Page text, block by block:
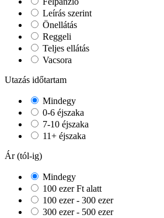
Leírás szerint
Önellátás
Reggeli
Teljes ellátás
Vacsora
Utazás időtartam
Mindegy
0-6 éjszaka
7-10 éjszaka
11+ éjszaka
Ár (tól-ig)
Mindegy
100 ezer Ft alatt
100 ezer - 300 ezer
300 ezer - 500 ezer